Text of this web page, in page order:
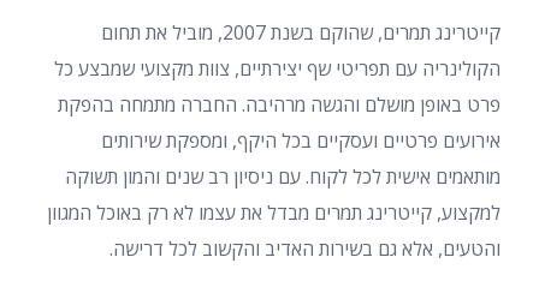
קייטרינג תמרים, שהוקם בשנת 2007, מוביל את תחום
הקולינריה עם תפריטי שף יצירתיים, צוות מקצועי שמבצע כל
פרט באופן מושלם והגשה מרהיבה. החברה מתמחה בהפקת
אירועים פרטיים ועסקיים בכל היקף, ומספקת שירותים
מותאמים אישית לכל לקוח. עם ניסיון רב שנים והמון תשוקה
למקצוע, קייטרינג תמרים מבדל את עצמו לא רק באוכל המגוון
והטעים, אלא גם בשירות האדיב והקשוב לכל דרישה.